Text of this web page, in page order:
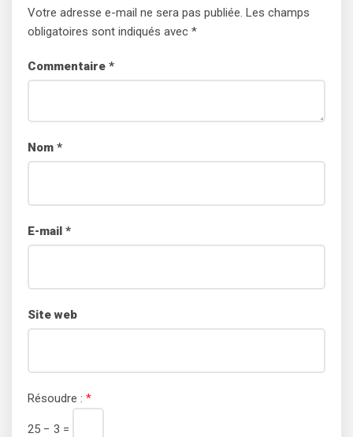
Votre adresse e-mail ne sera pas publiée. Les champs
obligatoires sont indiqués avec *
Commentaire *
Nom *
E-mail *
Site web
Résoudre : *
25 − 3 =